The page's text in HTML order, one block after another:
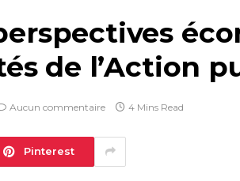
de l’Action
Aucun commentaire 4 Mins Read
Pinterest